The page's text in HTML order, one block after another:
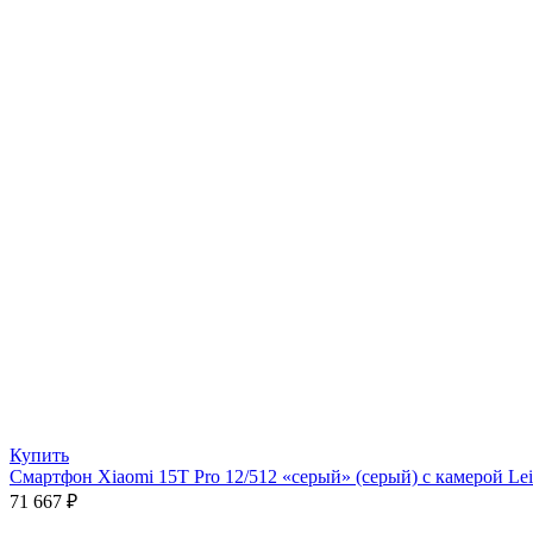
Купить
Смартфон Xiaomi 15T Pro 12/512 «серый» (серый) с камерой
71 667 ₽